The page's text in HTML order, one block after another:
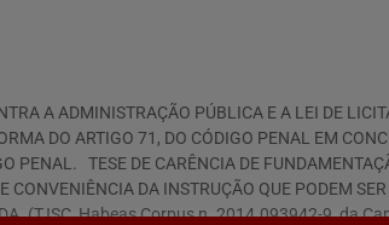
A ADMINISTRAÇÃO PÚBLICA E A LEI DE
DO ARTIGO 71, DO CÓDIGO PENAL EM
PENAL. TESE DE CARÊNCIA DE
DA INSTRUÇÃO QUE PODEM
(TJSC, Habeas Corpus n. 2014.093942-9, da